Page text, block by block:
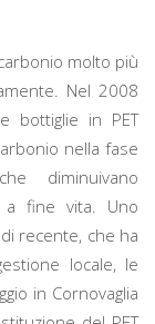
molto più
Nel 2008
bottiglie in PET
nella fase
diminuivano
a fine vita. Uno
recente, che ha
locale, le
in Cornovaglia